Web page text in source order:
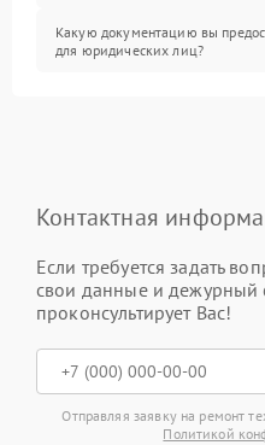
Какую документацию вы
для юридических лиц?
Контактная
Если требуется задать
свои данные и дежурный
проконсультирует Вас!
Отправляя заявку на ремонт
Политикой